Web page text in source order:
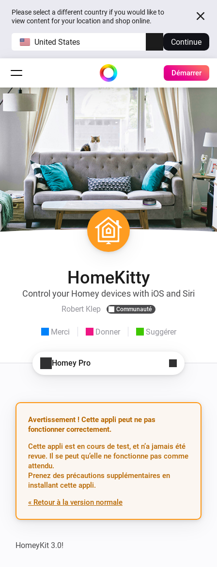
Please select a different country if you would like to
view content for your location and shop online.
United States Continue
Démarrer
HomeKitty
Control your Homey devices with iOS and Siri
Robert Klep Communauté
Merci Donner Suggérer
Homey Pro
Avertissement ! Cette appli peut ne pas
fonctionner correctement.
Cette appli est en cours de test, et n’a jamais été
revue. Il se peut qu’elle ne fonctionne pas comme
attendu.
Prenez des précautions supplémentaires en
installant cette appli.
« Retour à la version normale
HomeyKit 3.0!